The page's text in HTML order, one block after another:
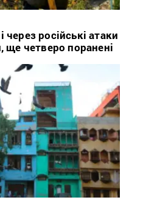
російські атаки
ще четверо поранені